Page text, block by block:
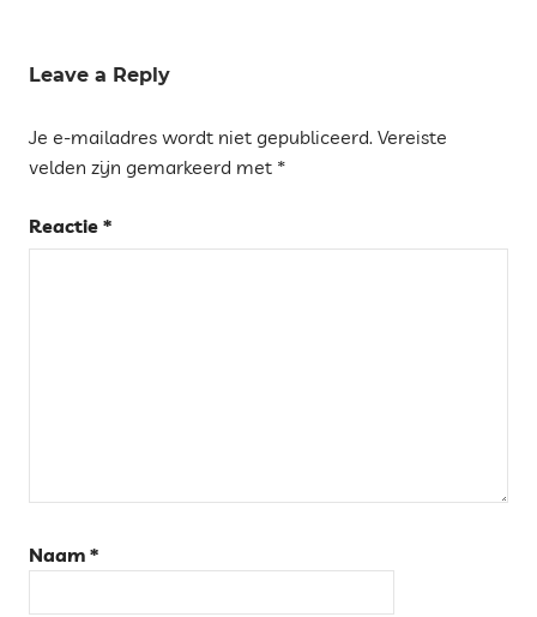
CAMBRILS
Leave a Reply
Je e-mailadres wordt niet gepubliceerd. Vereiste
velden zijn gemarkeerd met *
Reactie *
Naam *